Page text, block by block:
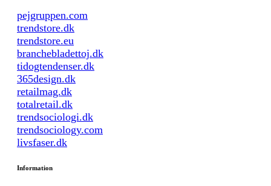
pejgruppen.com
trendstore.dk
trendstore.eu
branchebladettoj.dk
tidogtendenser.dk
365design.dk
retailmag.dk
totalretail.dk
trendsociologi.dk
trendsociology.com
livsfaser.dk
Information